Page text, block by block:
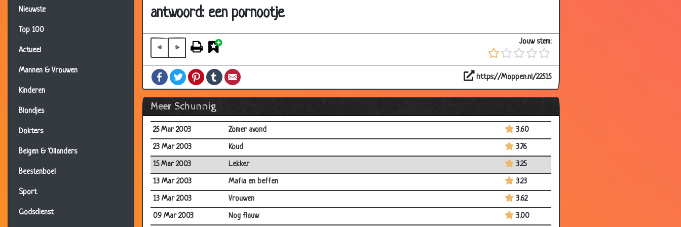
Nieuwste
Top 100
Actueel
Mannen & Vrouwen
Kinderen
Blondjes
Dokters
Belgen & 'Ollanders
Beestenboel
Sport
Godsdienst
antwoord: een pornootje
« »
Jouw stem:
FacebookTwitterPinterestTumblr https://Moppen.nl/22515
Meer Schunnig
06 Apr 2003
Papieren
31 Mar 2003
3.72
28 Mar 2003
Tampons
3.43
28 Mar 2003
Jongens
2.69
25 Mar 2003
Zomer avond
3.60
23 Mar 2003
Koud
3.76
15 Mar 2003
Lekker
3.25
13 Mar 2003
Mafia en beffen
3.23
13 Mar 2003
Vrouwen
3.62
09 Mar 2003
Nog flauw 3.00